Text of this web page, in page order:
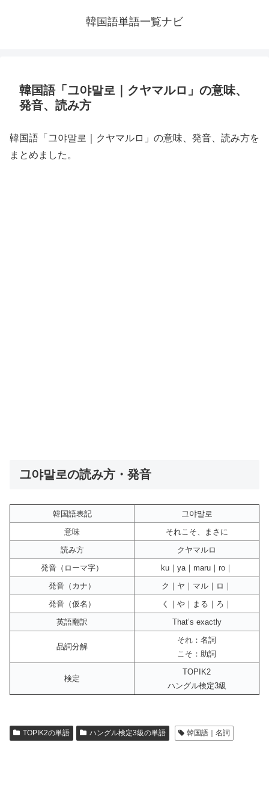
韓国語単語一覧ナビ
韓国語「그야말로｜クヤマルロ」の意味、
発音、読み方
韓国語「그야말로｜クヤマルロ」の意味、発音、読み方を
まとめました。
그야말로の読み方・発音
韓国語表記
그야말로
意味
それこそ、まさに
読み方
クヤマルロ
発音（ローマ字）
ku｜ya｜maru｜ro｜
発音（カナ）
ク｜ヤ｜マル｜ロ｜
発音（仮名）
く｜や｜まる｜ろ｜
英語翻訳
That’s exactly
品詞分解
それ：名詞
こそ：助詞
検定
TOPIK2
ハングル検定3級
TOPIK2の単語 ハングル検定3級の単語 韓国語｜名詞